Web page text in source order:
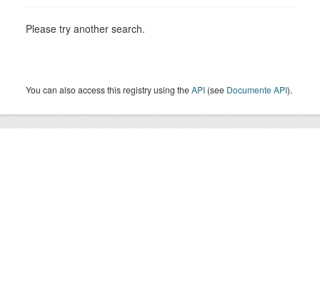
Please try another search.
You can also access this registry using theAPI (see Documente API).